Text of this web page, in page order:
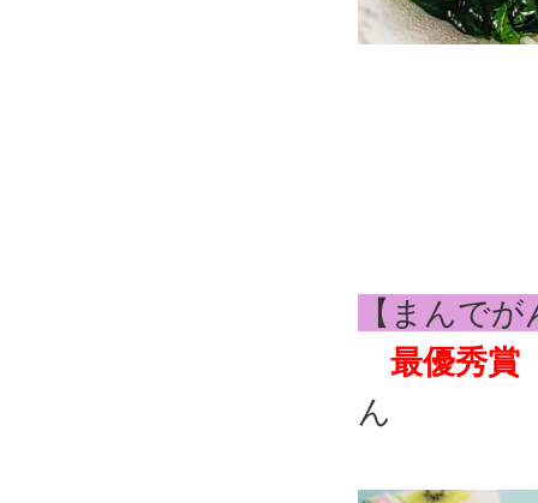
【まんで
最優秀賞
ん